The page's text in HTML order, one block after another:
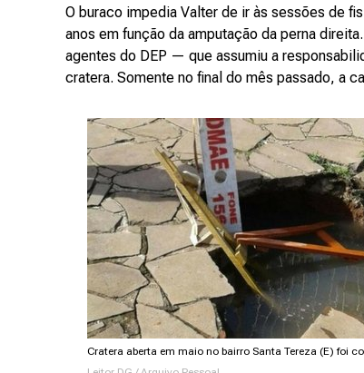
O buraco impedia Valter de ir às sessões de
anos em função da amputação da perna
agentes do DEP — que assumiu a
cratera. Somente no final do mês passado, a
Cratera aberta em maio no bairro Santa Tereza (E) foi